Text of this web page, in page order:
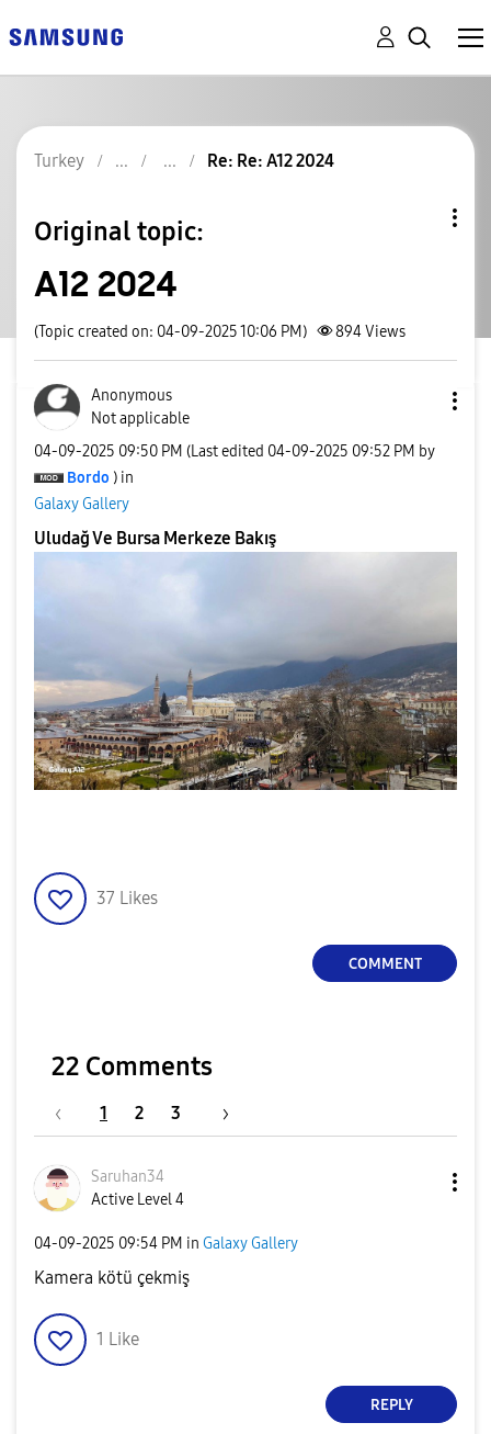
Turkey Re: Re: A12 2024
Original topic:
A12 2024
(Topic created on: 04-09-2025 10:06 PM) 894Views
Anonymous
Not applicable
‎04-09-2025 09:50 PM (Last edited ‎04-09-2025 09:52 PM by
Bordo ) in
Galaxy Gallery
Uludağ Ve Bursa Merkeze Bakış
37 Likes
COMMENT
22 Comments
1 2 3
Saruhan34
Active Level 4
‎04-09-2025 09:54 PM in Galaxy Gallery
Kamera kötü çekmiş
1 Like
REPLY